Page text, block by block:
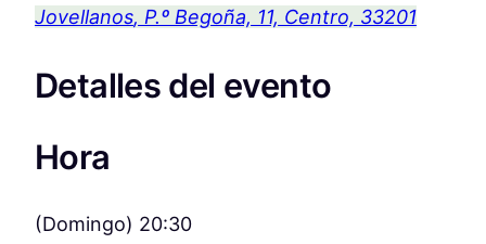
Jovellanos, P.º Begoña, 11, Centro, 33201
Detalles del evento
Hora
(Domingo) 20:30